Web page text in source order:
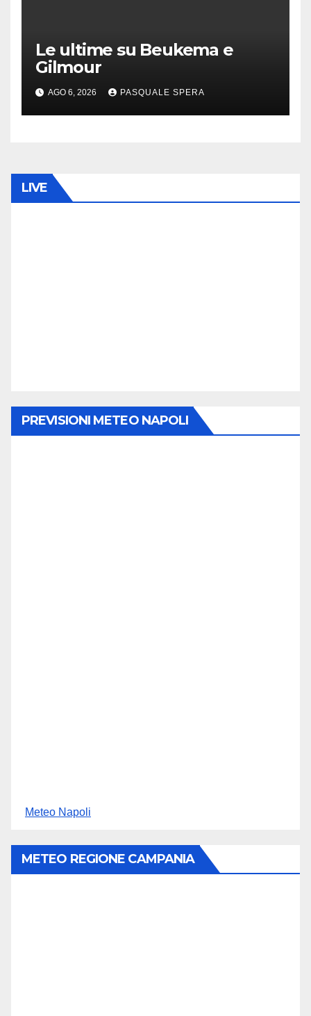
Le ultime su Beukema e
Gilmour
AGO 6, 2026 PASQUALE SPERA
LIVE
PREVISIONI METEO NAPOLI
Meteo Napoli
METEO REGIONE CAMPANIA